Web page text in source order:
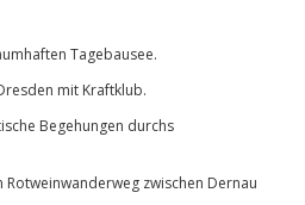
Tagebausee.
mit Kraftklub.
Begehungen durchs
Rotweinwanderweg zwischen Dernau